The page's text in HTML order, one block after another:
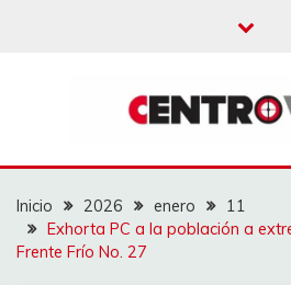
NOTICIAS
Inicio 2026 enero
11
Exhorta PC a la población a
Frente Frío No. 27